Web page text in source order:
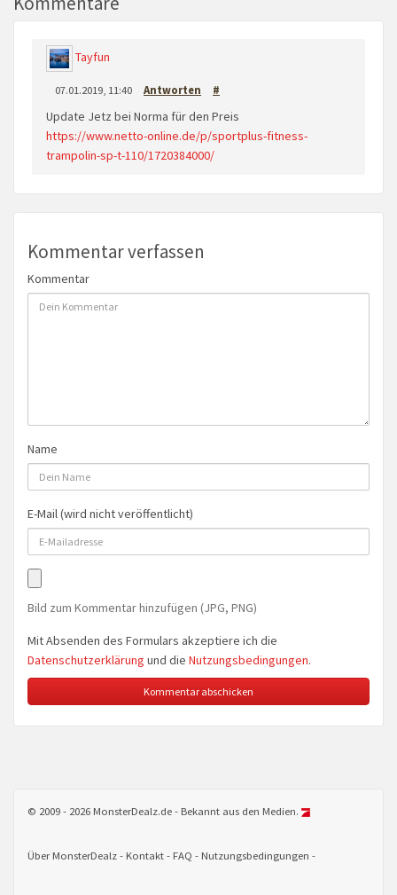
Tayfun
07.01.2019, 11:40 Antworten #
Update Jetz bei Norma für den Preis
https://www.netto-online.de/p/sportplus-fitness-
trampolin-sp-t-110/1720384000/
Kommentar verfassen
Kommentar
Name
E-Mail (wird nicht veröffentlicht)
Bild zum Kommentar hinzufügen (JPG, PNG)
Mit Absenden des Formulars akzeptiere ich die
Datenschutzerklärung und die Nutzungsbedingungen.
© 2009 - 2026 MonsterDealz.de - Bekannt aus den Medien.
Über MonsterDealz Kontakt FAQ Nutzungsbedingungen